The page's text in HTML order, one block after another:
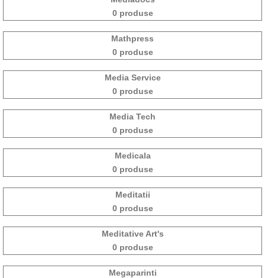
0 produse
Mathpress
0 produse
Media Service
0 produse
Media Tech
0 produse
Medicala
0 produse
Meditatii
0 produse
Meditative Art's
0 produse
Megaparinti